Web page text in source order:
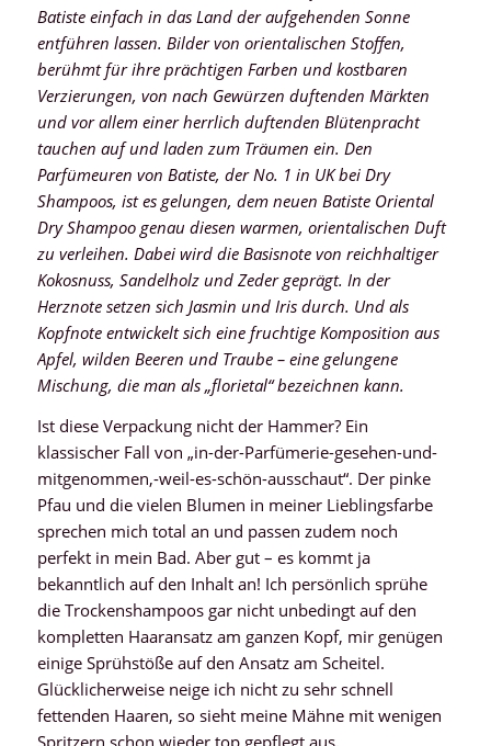
Batiste einfach in das Land der aufgehenden Sonne
entführen lassen. Bilder von orientalischen Stoffen,
berühmt für ihre prächtigen Farben und kostbaren
Verzierungen, von nach Gewürzen duftenden Märkten
und vor allem einer herrlich duftenden Blütenpracht
tauchen auf und laden zum Träumen ein. Den
Parfümeuren von Batiste, der No. 1 in UK bei Dry
Shampoos, ist es gelungen, dem neuen Batiste Oriental
Dry Shampoo genau diesen warmen, orientalischen Duft
zu verleihen. Dabei wird die Basisnote von reichhaltiger
Kokosnuss, Sandelholz und Zeder geprägt. In der
Herznote setzen sich Jasmin und Iris durch. Und als
Kopfnote entwickelt sich eine fruchtige Komposition aus
Apfel, wilden Beeren und Traube – eine gelungene
Mischung, die man als „florietal“ bezeichnen kann.
Ist diese Verpackung nicht der Hammer? Ein
klassischer Fall von „in-der-Parfümerie-gesehen-und-
mitgenommen,-weil-es-schön-ausschaut“. Der pinke
Pfau und die vielen Blumen in meiner Lieblingsfarbe
sprechen mich total an und passen zudem noch
perfekt in mein Bad. Aber gut – es kommt ja
bekanntlich auf den Inhalt an! Ich persönlich sprühe
die Trockenshampoos gar nicht unbedingt auf den
kompletten Haaransatz am ganzen Kopf, mir genügen
einige Sprühstöße auf den Ansatz am Scheitel.
Glücklicherweise neige ich nicht zu sehr schnell
fettenden Haaren, so sieht meine Mähne mit wenigen
Spritzern schon wieder top gepflegt aus.